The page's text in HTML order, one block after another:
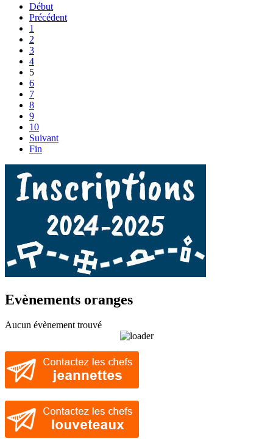
Début
Précédent
1
2
3
4
5
6
7
8
9
10
Suivant
Fin
Evènements oranges
Aucun évènement trouvé